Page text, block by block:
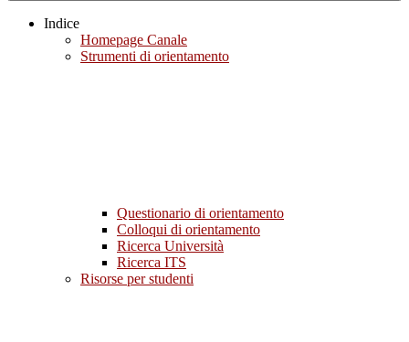
Indice
Homepage Canale
Strumenti di orientamento
Questionario di orientamento
Colloqui di orientamento
Ricerca Università
Ricerca ITS
Risorse per studenti